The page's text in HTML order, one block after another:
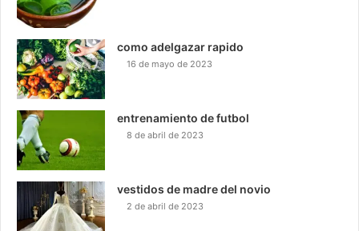
como adelgazar rapido
16 de mayo de 2023
entrenamiento de futbol
8 de abril de 2023
vestidos de madre del novio
2 de abril de 2023